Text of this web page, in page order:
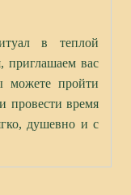
в теплой
приглашаем вас
пройти
провести время
душевно и с